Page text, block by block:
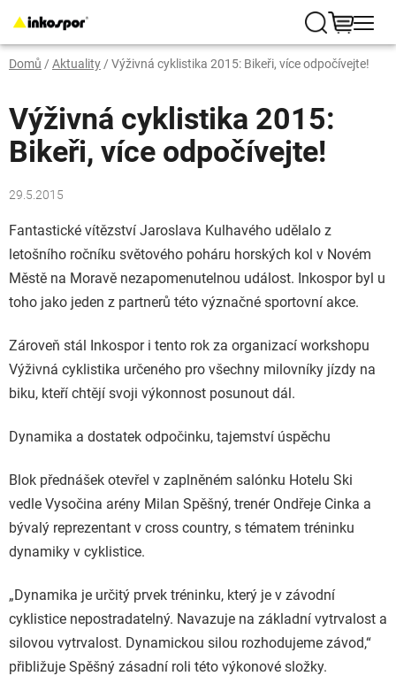
na
obsah
Hledat
KOŠÍK
Domů / Aktuality/ Výživná cyklistika 2015: Bikeři, více odpočívejte!
Výživná cyklistika 2015:
Bikeři, více odpočívejte!
29.5.2015
Fantastické vítězství Jaroslava Kulhavého udělalo z
letošního ročníku světového poháru horských kol v Novém
Městě na Moravě nezapomenutelnou událost. Inkospor byl u
toho jako jeden z partnerů této význačné sportovní akce.
Zároveň stál Inkospor i tento rok za organizací workshopu
Výživná cyklistika určeného pro všechny milovníky jízdy na
biku, kteří chtějí svoji výkonnost posunout dál.
Dynamika a dostatek odpočinku, tajemství úspěchu
Blok přednášek otevřel v zaplněném salónku Hotelu Ski
vedle Vysočina arény Milan Spěšný, trenér Ondřeje Cinka a
bývalý reprezentant v cross country, s tématem tréninku
dynamiky v cyklistice.
„Dynamika je určitý prvek tréninku, který je v závodní
cyklistice nepostradatelný. Navazuje na základní vytrvalost a
silovou vytrvalost. Dynamickou silou rozhodujeme závod,“
přibližuje Spěšný zásadní roli této výkonové složky.